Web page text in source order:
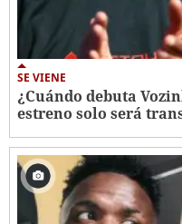
SE VIENE
¿Cuándo debuta
estreno solo será